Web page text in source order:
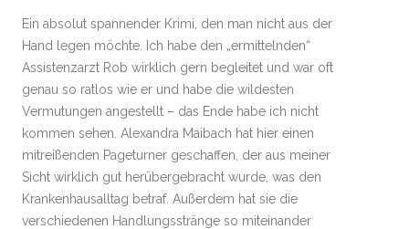
Ein absolut spannender Krimi, den man nicht aus der
Hand legen möchte. Ich habe den „ermittelnden“
Assistenzarzt Rob wirklich gern begleitet und war oft
genau so ratlos wie er und habe die wildesten
Vermutungen angestellt – das Ende habe ich nicht
kommen sehen. Alexandra Maibach hat hier einen
mitreißenden Pageturner geschaffen, der aus meiner
Sicht wirklich gut herübergebracht wurde, was den
Krankenhausalltag betraf. Außerdem hat sie die
verschiedenen Handlungsstränge so miteinander